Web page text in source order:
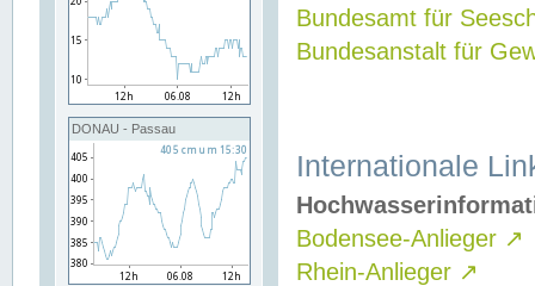
DONAU - Passau
Bundesamt für
Bundesanstalt für
Internationale
Bodensee-Anlieger ↗
Rhein-Anlieger ↗